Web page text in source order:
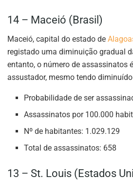
14 – Maceió (Brasil)
Maceió, capital do estado de
registado uma diminuição gradual
entanto, o número de assassinatos
assustador, mesmo tendo
Probabilidade de ser
Assassinatos por 100.000
Nº de habitantes: 1.029.129
Total de assassinatos: 658
13 – St. Louis (Estados